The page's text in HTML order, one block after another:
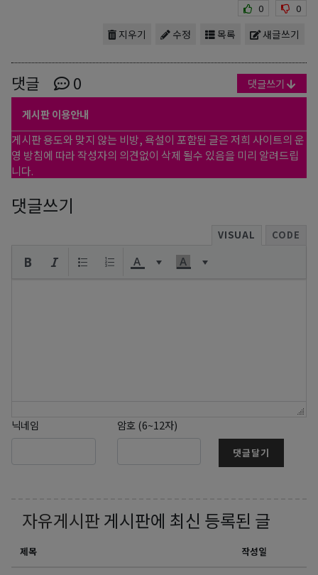
0 0
새글쓰기
목록
수정
지우기
댓글 0 댓글쓰기
게시판 이용안내
게시판 용도와 맞지 않는 비방, 욕설이 포함된 글은 저희 사이트의 운
영 방침에 따라 작성자의 의견없이 삭제 될수 있음을 미리 알려드립
니다.
댓글쓰기
VISUAL CODE
닉네임 암호 (6~12자)
댓글달기
자유게시판 게시판에 최신 등록된 글
제목 작성일